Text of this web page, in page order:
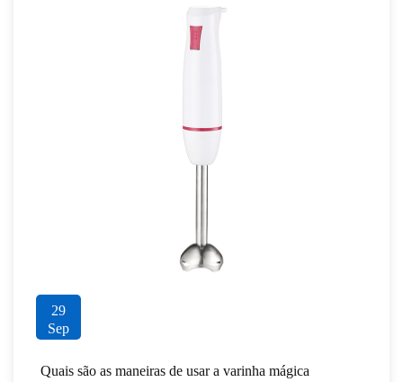
29
Sep
Quais são as maneiras de usar a varinha mágica